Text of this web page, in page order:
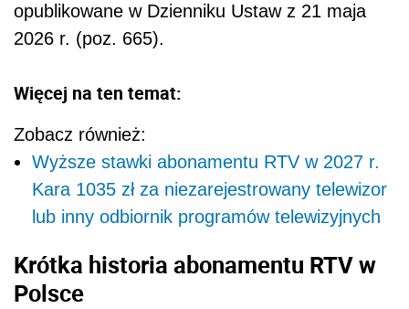
opublikowane w Dzienniku Ustaw z 21 maja
2026 r. (poz. 665).
Więcej na ten temat:
Zobacz również:
Wyższe stawki abonamentu RTV w 2027 r.
Kara 1035 zł za niezarejestrowany telewizor
lub inny odbiornik programów telewizyjnych
Krótka historia abonamentu RTV w
Polsce